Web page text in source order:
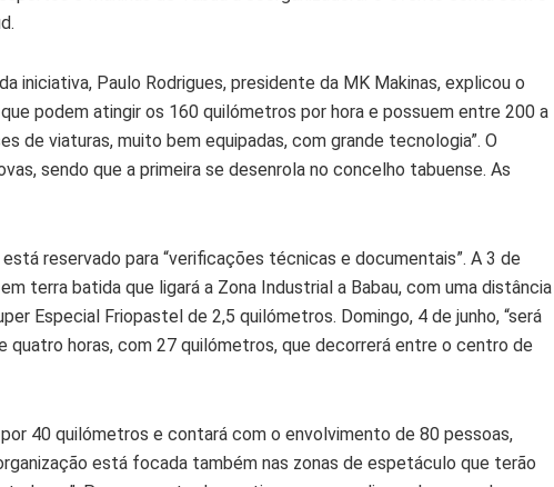
iniciativa, Paulo Rodrigues, presidente da MK Makinas, explicou o
podem atingir os 160 quilómetros por hora e possuem entre 200 a
de viaturas, muito bem equipadas, com grande tecnologia”. O
sendo que a primeira se desenrola no concelho tabuense. As
reservado para “verificações técnicas e documentais”. A 3 de
terra batida que ligará a Zona Industrial a Babau, com uma distância
Especial Friopastel de 2,5 quilómetros. Domingo, 4 de junho, “será
quatro horas, com 27 quilómetros, que decorrerá entre o centro de
40 quilómetros e contará com o envolvimento de 80 pessoas,
está focada também nas zonas de espetáculo que terão